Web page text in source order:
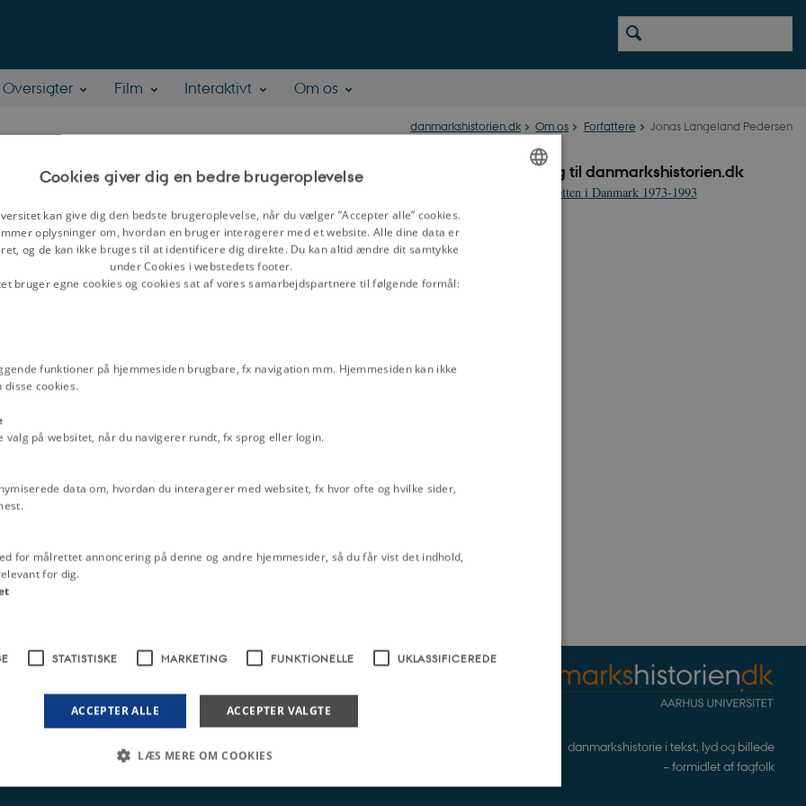
Oversigter Film Interaktivt Om os
danmarkshistorien.dk Om os Forfattere Jonas Langeland Pedersen
Langeland Pedersen
ph.d.
: Europæisk samtid, europæisk integration
Bidrag til danmarkshistorien.dk
EF-retten i Danmark 1973-1993
danmarkshistorie i tekst, lyd og billede
– formidlet af fagfolk
Cookies giver dig en bedre brugeroplevelse
kan give dig den bedste brugeroplevelse, når du vælger ”Accepter alle” cookies.
oplysninger om, hvordan en bruger interagerer med et website. Alle dine data er
og de kan ikke bruges til at identificere dig direkte. Du kan altid ændre dit samtykke
under Cookies i webstedets footer.
bruger egne cookies og cookies sat af vores samarbejdspartnere til følgende formål:
funktioner på hjemmesiden brugbare, fx navigation mm. Hjemmesiden kan ikke
cookies.
valg på websitet, når du navigerer rundt, fx sprog eller login.
data om, hvordan du interagerer med websitet, fx hvor ofte og hvilke sider,
for målrettet annoncering på denne og andre hjemmesider, så du får vist det indhold,
for dig.
STATISTISKE MARKETING FUNKTIONELLE UKLASSIFICEREDE
ACCEPTER ALLE ACCEPTER VALGTE
LÆS MERE OM COOKIES